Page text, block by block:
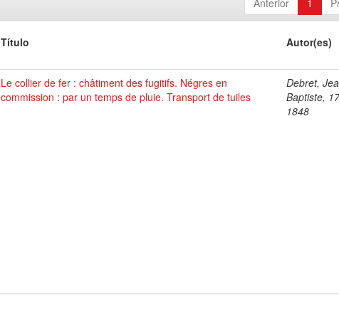
Anterior 1
Título Autor(es)
Le collier de fer : châtiment des fugitifs. Négres en
commission : par un temps de pluie. Transport de tuiles
Debret,
Baptiste,
1848